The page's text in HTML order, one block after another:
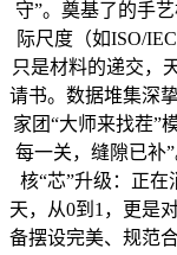
守”。奠基了的手
际尺度（如ISO/
只是材料的递交，
请书。数据堆集深
家团“大师来找茬”
每一关，缝隙已补
核“芯”升级：正
天，从0到1，更是
备摆设完美、规范